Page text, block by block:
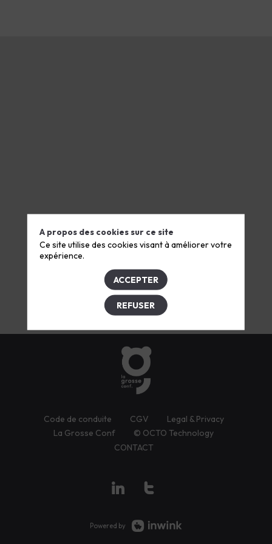
Code de conduite CGV
Legal & Privacy
La Grosse Conf
© OCTO Technology
CONTACT
Powered by
A propos des cookies sur ce site
Ce site utilise des cookies visant à améliorer votre
expérience.
ACCEPTER
REFUSER